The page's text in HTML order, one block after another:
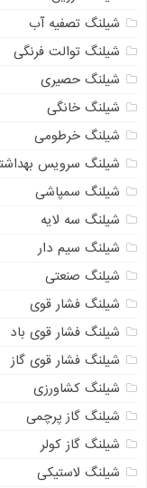
شیلنگ تصفیه آب
شیلنگ توالت فرنگی
شیلنگ حصیری
شیلنگ خانگی
شیلنگ خرطومی
شیلنگ سرویس
شیلنگ سمپاشی
شیلنگ سه لایه
شیلنگ سیم دار
شیلنگ صنعتی
شیلنگ فشار قوی
شیلنگ فشار قوی باد
شیلنگ فشار قوی گاز
شیلنگ کشاورزی
شیلنگ گاز پرچمی
شیلنگ گاز کولر
شیلنگ لاستیکی